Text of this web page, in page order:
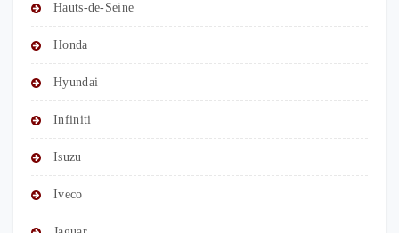
Hauts-de-Seine
Honda
Hyundai
Infiniti
Isuzu
Iveco